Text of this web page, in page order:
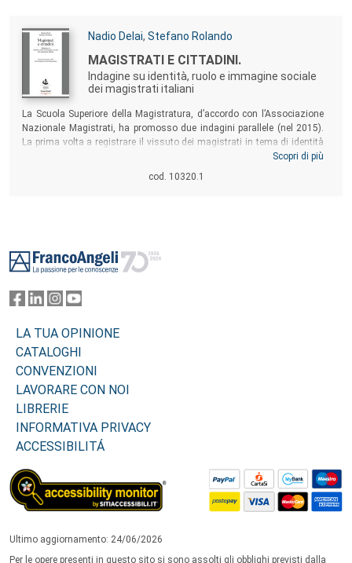
Autori:
Nadio Delai, Stefano Rolando
Titolo:
MAGISTRATI E CITTADINI.
Indagine su identità, ruolo e immagine sociale
dei magistrati italiani
Sommario:
La Scuola Superiore della Magistratura, d’accordo con l’Associazione
Nazionale Magistrati, ha promosso due indagini parallele (nel 2015).
La prima volta a registrare il vissuto dei magistrati in tema di identità
professionale, ruolo, rapporto con i media, esigenze di formazione. La
seconda destinata a raccogliere le valutazioni dei cittadini circa il
Scopri di più
cod. 10320.1
LA TUA OPINIONE
CATALOGHI
CONVENZIONI
LAVORARE CON NOI
LIBRERIE
INFORMATIVA PRIVACY
ACCESSIBILITÁ
Ultimo aggiornamento: 24/06/2026
Per le opere presenti in questo sito si sono assolti gli obblighi previsti dalla